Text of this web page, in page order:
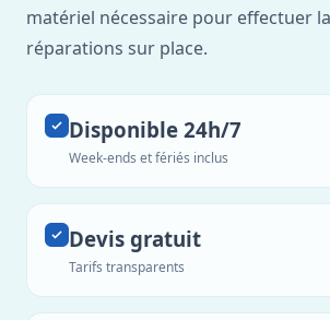
matériel nécessaire pour effectuer
réparations sur place.
Disponible 24h/7
Week-ends et fériés inclus
Devis gratuit
Tarifs transparents